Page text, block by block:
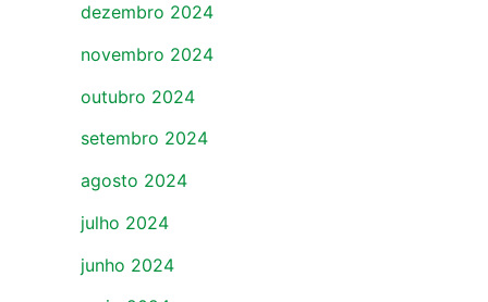
dezembro 2024
novembro 2024
outubro 2024
setembro 2024
agosto 2024
julho 2024
junho 2024